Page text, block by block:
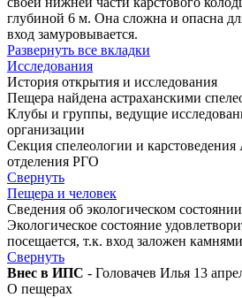
глубиной 6 м. Она сложна и опасна
вход замуровывается.
Развернуть все вкладки
Исследования
История открытия и исследования
Пещера найдена астраханскими
Клубы и группы, ведущие
организации
Секция спелеологии и карстоведения
отделения РГО
Свернуть
Пещера и человек
Сведения об экологическом
Экологическое состояние
посещается, т.к. вход заложен
Свернуть
Внес в ИПС - Головачев Илья 13
О пещерах